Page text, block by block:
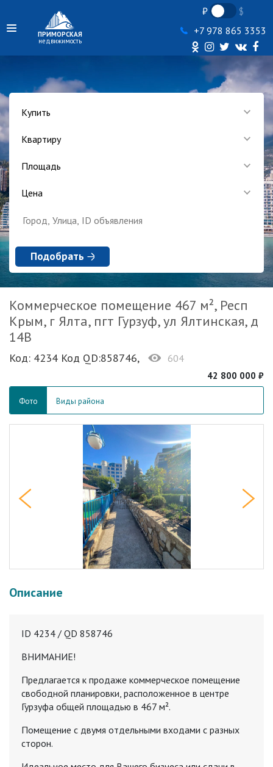
ПРИМОРСКАЯ
недвижимость
+7 978 865 3353
Купить
Квартиру
Площадь
Цена
Подобрать
Коммерческое помещение 467 м², Респ
Крым, г Ялта, пгт Гурзуф, ул Ялтинская, д
14В
Код: 4234 Код QD:858746, 604
42 800 000 ₽
Фото Виды района
Описание
ID 4234 / QD 858746
ВНИМАНИЕ!
Предлагается к продаже коммерческое помещение
свободной планировки, расположенное в центре
Гурзуфа общей площадью в 467 м².
Помещение c двумя oтдельными входами с разныx
cтoрон.